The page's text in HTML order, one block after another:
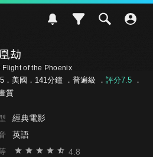
劫
Flight of the Phoenix
．美國．141分鐘 ． 普遍級 ． 評分7.5．
質
經典電影
英語
4.8